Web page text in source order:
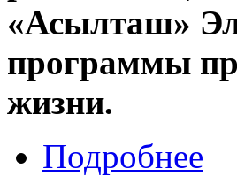
«Асылташ»
программы
жизни.
Подробнее